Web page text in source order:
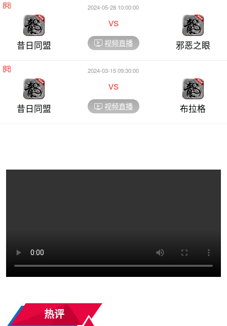
昔日同盟
2024-05-28 10:00:00
vs
视频直播 邪恶之眼
昔日同盟
2024-03-15 09:30:00
vs
视频直播 布拉格
热评